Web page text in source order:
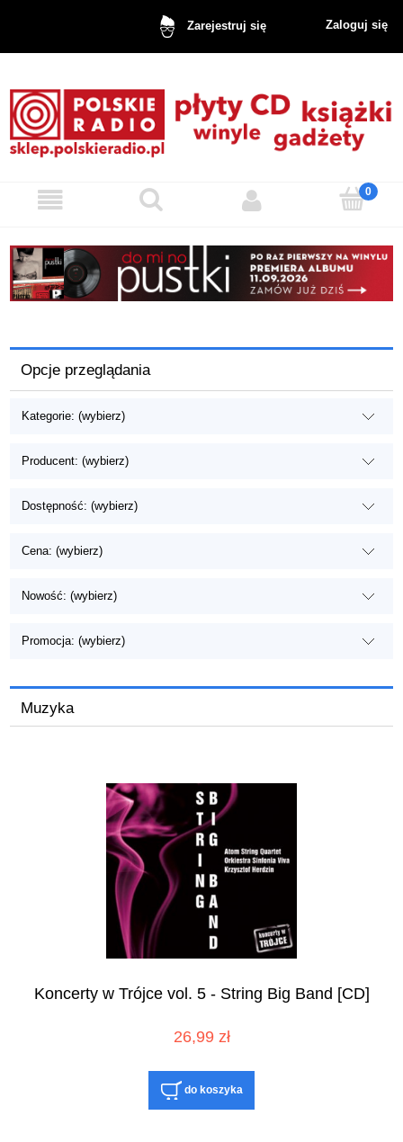
Zarejestruj się Zaloguj się
Opcje przeglądania
Kategorie: (wybierz)
Producent: (wybierz)
Dostępność: (wybierz)
Cena: (wybierz)
Nowość: (wybierz)
Promocja: (wybierz)
Muzyka
Koncerty w Trójce vol. 5 - String Big Band [CD]
26,99 zł
do koszyka